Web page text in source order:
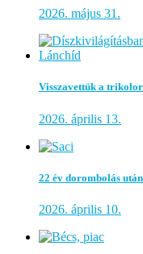
2026. május 31.
Visszavettük a
2026. április 13.
22 év dorombolás
2026. április 10.